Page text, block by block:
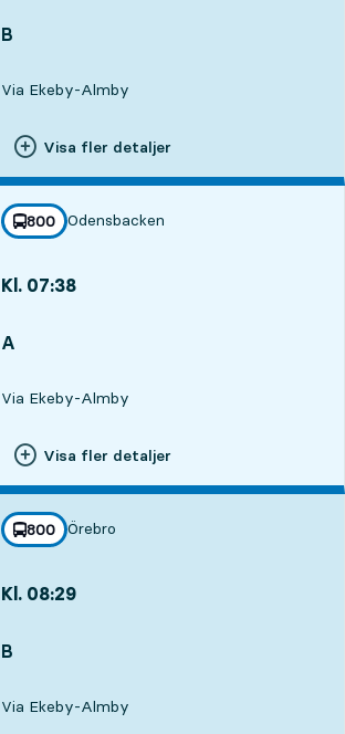
B
Via Ekeby-Almby
Visa fler detaljer
linje
800
mot
Odensbacken
,
Kl. 07:38
A
Via Ekeby-Almby
Visa fler detaljer
linje
800
mot
Örebro
,
Kl. 08:29
B
Via Ekeby-Almby